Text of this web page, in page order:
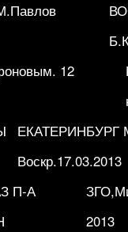
12
ЕКАТЕРИНБУРГ
Воскр.17.03.2013
П-А
2013